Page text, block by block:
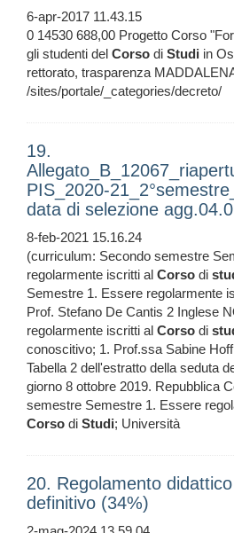
6-apr-2017 11.43.15
0 14530 688,00 Progetto Corso
gli studenti del Corso di Studi in
rettorato, trasparenza
/sites/portale/_categories/decreto/
19.
PIS_2020-
data di selezione
8-feb-2021 15.16.24
(curriculum: Secondo semestre
regolarmente iscritti al Corso di
Semestre 1. Essere regolarmente
Prof. Stefano De Cantis 2 Inglese
regolarmente iscritti al Corso di
conoscitivo; 1. Prof.ssa Sabine
Tabella 2 dell'estratto della seduta
giorno 8 ottobre 2019. Repubblica
semestre Semestre 1. Essere
Corso di Studi; Università
20. Regolamento
definitivo (34%)